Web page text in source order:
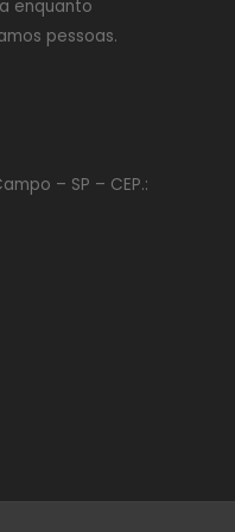
enquanto
pessoas.
– SP – CEP.: